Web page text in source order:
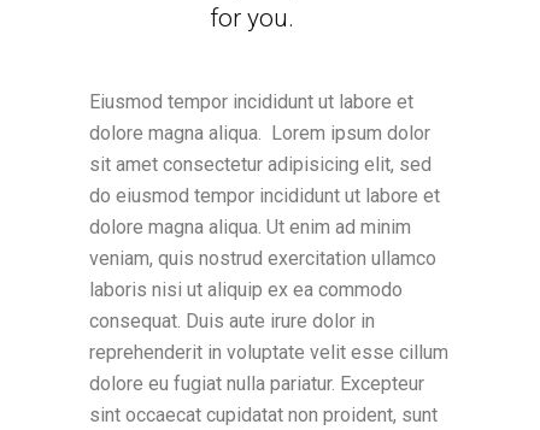
for you.
Eiusmod tempor incididunt ut labore et
dolore magna aliqua. Lorem ipsum dolor
sit amet consectetur adipisicing elit, sed
do eiusmod tempor incididunt ut labore et
dolore magna aliqua. Ut enim ad minim
veniam, quis nostrud exercitation ullamco
laboris nisi ut aliquip ex ea commodo
consequat. Duis aute irure dolor in
reprehenderit in voluptate velit esse cillum
dolore eu fugiat nulla pariatur. Excepteur
sint occaecat cupidatat non proident, sunt